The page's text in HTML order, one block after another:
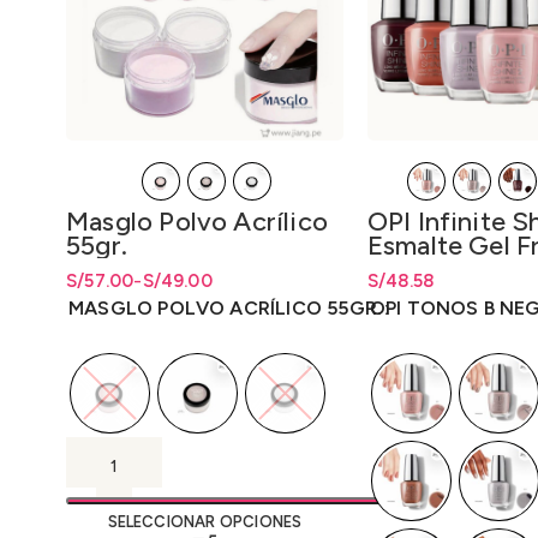
Masglo Polvo Acrílico
55gr.
S/49.00
-
S/57.00
Rango de precios: desde
S/49.00 hasta S/57.00
Rango de precios: desde
S/49.00 hasta S/57.00
MASGLO POLVO ACRÍLICO 55GR.
SELECCIONAR OPCIONES
OPI Infinite
Esmalte Gel
– Tonos B
S/48.58
Rango de precios:
hastaS/48.58
OPI TONOS B